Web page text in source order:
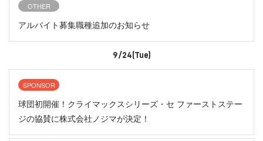
OTHER
アルバイト募集職種追加のお知らせ
9/24(Tue)
SPONSOR
球団初開催！クライマックスシリーズ・セ ファーストステー
ジの協賛に株式会社ノジマが決定！